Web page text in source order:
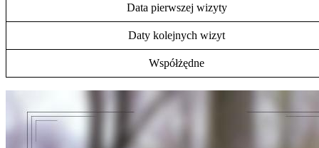
Data pierwszej wizyty
Daty kolejnych wizyt
Współżędne